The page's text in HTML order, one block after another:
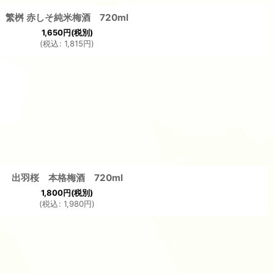
繁桝 赤しそ純米梅酒 720ml
1,650円(税別)
(税込: 1,815円)
出羽桜 本格梅酒 720ml
1,800円(税別)
(税込: 1,980円)